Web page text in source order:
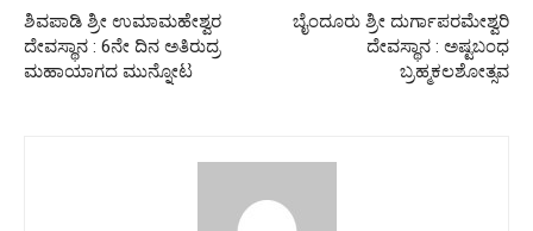
ಶಿವಪಾಡಿ ಶ್ರೀ ಉಮಾಮಹೇಶ್ವರ
ದೇವಸ್ಥಾನ : 6ನೇ ದಿನ ಅತಿರುದ್ರ
ಮಹಾಯಾಗದ ಮುನ್ನೋಟ
ಬೈಂದೂರು ಶ್ರೀ ದುರ್ಗಾಪರಮೇಶ್ವರಿ
ದೇವಸ್ಥಾನ : ಅಷ್ಟಬಂಧ
ಬ್ರಹ್ಮಕಲಶೋತ್ಸವ